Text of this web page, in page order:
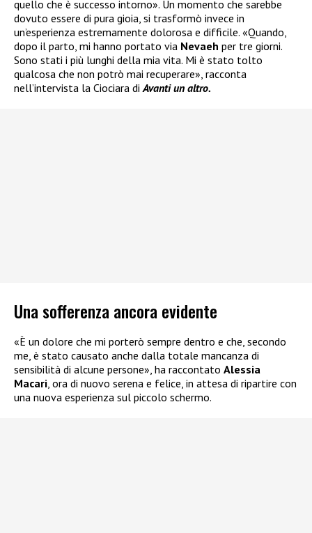
quello che è successo intorno». Un momento che sarebbe
dovuto essere di pura gioia, si trasformò invece in
un’esperienza estremamente dolorosa e difficile. «Quando,
dopo il parto, mi hanno portato via Nevaeh per tre giorni.
Sono stati i più lunghi della mia vita. Mi è stato tolto
qualcosa che non potrò mai recuperare», racconta
nell’intervista la Ciociara di Avanti un altro.
Una sofferenza ancora evidente
«È un dolore che mi porterò sempre dentro e che, secondo
me, è stato causato anche dalla totale mancanza di
sensibilità di alcune persone», ha raccontato Alessia
Macari, ora di nuovo serena e felice, in attesa di ripartire con
una nuova esperienza sul piccolo schermo.